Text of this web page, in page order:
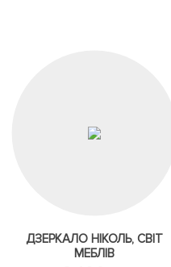
ДЗЕРКАЛО НІКОЛЬ, СВІТ
МЕБЛІВ